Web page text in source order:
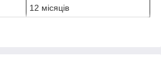
12 місяців